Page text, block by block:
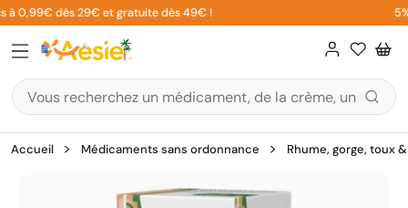
Aller
au
contenu
0,99€ dès 29€ et gratuite dès 49€ !
Accueil Médicaments sans ordonnance Rhume, gorge, toux